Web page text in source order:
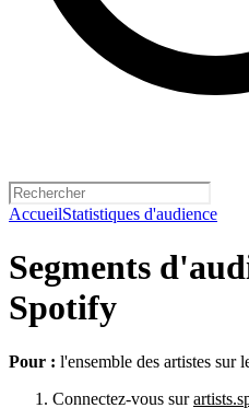
AccueilStatistiques d'audience
Segments
Spotify
Pour : l'ensemble des artistes sur
Connectez-vous sur